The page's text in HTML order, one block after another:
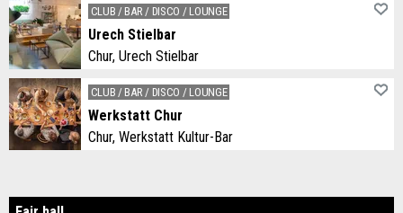
CLUB / BAR / DISCO / LOUNGE
Urech Stielbar
Chur, Urech Stielbar
CLUB / BAR / DISCO / LOUNGE
Werkstatt Chur
Chur, Werkstatt Kultur-Bar